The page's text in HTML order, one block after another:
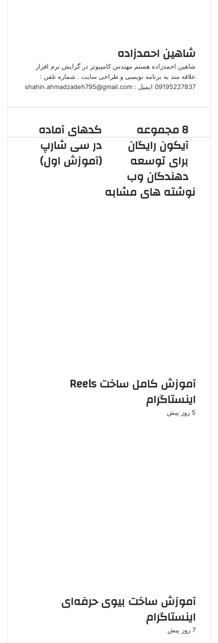
شاهین احمدزاده
شاهین احمدزاده هستم مهندس کامپیوتر در گرایش نرم افزار
علاقه مند به برنامه نویسی و طراحی سایت . شماره تلفن :
09195227837 ایمیل : shahin.ahmadzadeh795@gmail.com
کدهای آماده
در سی شارپ
(آموزش اول)
8 مجموعه
آیکون رایگان
برای توسعه
دهندگان وب
نوشته های مشابه
آموزش کامل ساخت Reels
اینستاگرام
5 روز پیش
آموزش ساخت بیوی حرفه‌ای
اینستاگرام
7 روز پیش